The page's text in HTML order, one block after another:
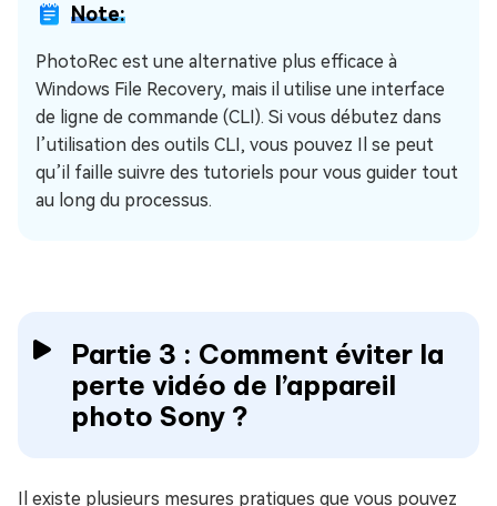
Note:
PhotoRec est une alternative plus efficace à
Windows File Recovery, mais il utilise une interface
de ligne de commande (CLI). Si vous débutez dans
l’utilisation des outils CLI, vous pouvez Il se peut
qu’il faille suivre des tutoriels pour vous guider tout
au long du processus.
Partie 3 : Comment éviter la
perte vidéo de l’appareil
photo Sony ?
Il existe plusieurs mesures pratiques que vous pouvez